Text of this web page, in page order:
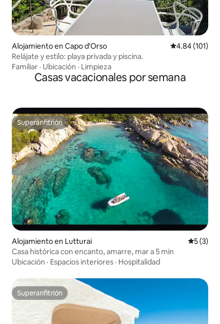
Alojamiento en Capo d'Orso Calificación
4.84 (101)
Relájate y estilo: playa privada y piscina.
Familiar · Ubicación · Limpieza
Casas vacacionales por semana
Superanfitrión
Superanfitrión
Alojamiento en Lutturai
5 (3)
Casa histórica con encanto, amarre, mar a 5 min
Ubicación · Espacios interiores · Hospitalidad
Superanfitrión
Superanfitrión